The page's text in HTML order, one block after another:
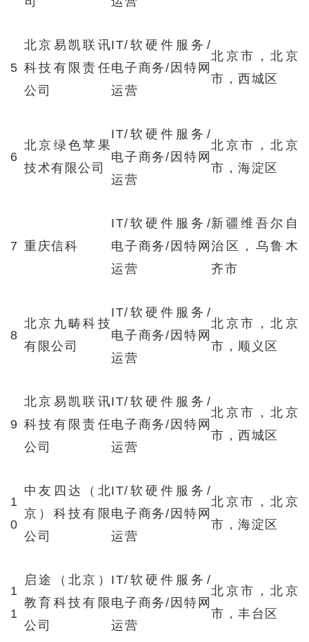
5
北京易凯联讯
科技有限责任
公司
IT/软硬件服务/
电子商务/因特网
运营
北京市，北京
市，西城区
6
北京绿色苹果
技术有限公司
IT/软硬件服务/
电子商务/因特网
运营
北京市，北京
市，海淀区
7 重庆信科
IT/软硬件服务/
电子商务/因特网
运营
新疆维吾尔自
治区，乌鲁木
齐市
8
北京九畴科技
有限公司
IT/软硬件服务/
电子商务/因特网
运营
北京市，北京
市，顺义区
9
北京易凯联讯
科技有限责任
公司
IT/软硬件服务/
电子商务/因特网
运营
北京市，北京
市，西城区
1
0
中友四达（北
京）科技有限
公司
IT/软硬件服务/
电子商务/因特网
运营
北京市，北京
市，海淀区
1
1
启途（北京）
教育科技有限
公司
IT/软硬件服务/
电子商务/因特网
运营
北京市，北京
市，丰台区